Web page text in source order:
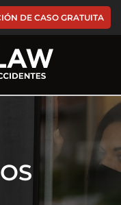
DE CASO GRATUITA